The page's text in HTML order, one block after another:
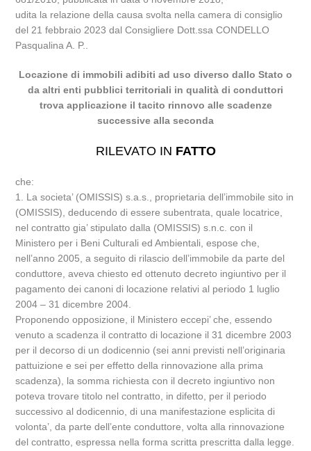
udita la relazione della causa svolta nella camera di consiglio
del 21 febbraio 2023 dal Consigliere Dott.ssa CONDELLO
Pasqualina A. P..
Locazione di immobili adibiti ad uso diverso dallo Stato o
da altri enti pubblici territoriali in qualità di conduttori
trova applicazione il tacito rinnovo alle scadenze
successive alla seconda
RILEVATO IN FATTO
che:
1. La societa’ (OMISSIS) s.a.s., proprietaria dell’immobile sito in
(OMISSIS), deducendo di essere subentrata, quale locatrice,
nel contratto gia’ stipulato dalla (OMISSIS) s.n.c. con il
Ministero per i Beni Culturali ed Ambientali, espose che,
nell’anno 2005, a seguito di rilascio dell’immobile da parte del
conduttore, aveva chiesto ed ottenuto decreto ingiuntivo per il
pagamento dei canoni di locazione relativi al periodo 1 luglio
2004 – 31 dicembre 2004.
Proponendo opposizione, il Ministero eccepi’ che, essendo
venuto a scadenza il contratto di locazione il 31 dicembre 2003
per il decorso di un dodicennio (sei anni previsti nell’originaria
pattuizione e sei per effetto della rinnovazione alla prima
scadenza), la somma richiesta con il decreto ingiuntivo non
poteva trovare titolo nel contratto, in difetto, per il periodo
successivo al dodicennio, di una manifestazione esplicita di
volonta’, da parte dell’ente conduttore, volta alla rinnovazione
del contratto, espressa nella forma scritta prescritta dalla legge.